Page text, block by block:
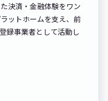
決済・金融体験をワン
ットホームを支え、前
録事業者として活動し